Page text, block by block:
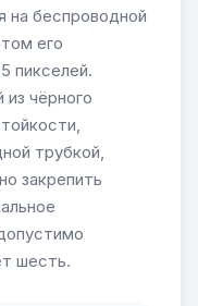
на беспроводной
его
пикселей.
чёрного
трубкой,
закрепить
шесть.